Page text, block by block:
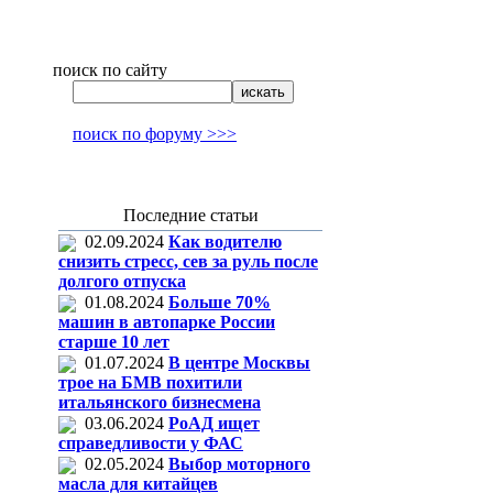
поиск по сайту
поиск по форуму >>>
Последние статьи
02.09.2024 Как водителю
снизить стресс, сев за руль после
долгого отпуска
01.08.2024 Больше 70%
машин в автопарке России
старше 10 лет
01.07.2024 В центре Москвы
трое на БМВ похитили
итальянского бизнесмена
03.06.2024 РоАД ищет
справедливости у ФАС
02.05.2024 Выбор моторного
масла для китайцев